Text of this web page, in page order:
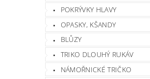
POKRÝVKY HLAVY
OPASKY, KŠANDY
BLŮZY
TRIKO DLOUHÝ RUKÁV
NÁMOŘNICKÉ TRIČKO